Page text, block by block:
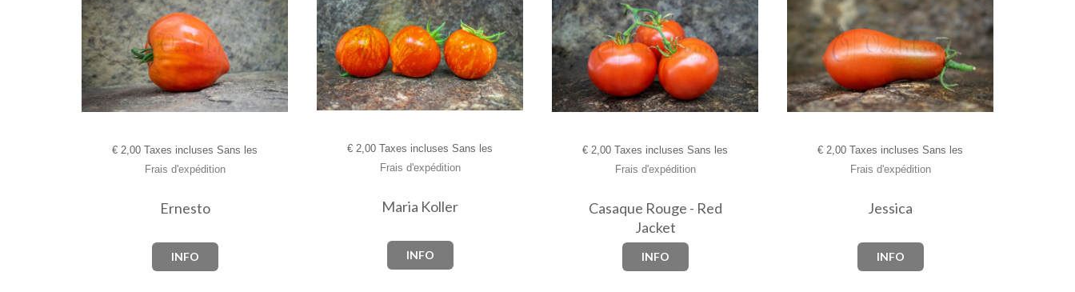
€ 2,00 Taxes incluses Sans les
Frais d'expédition
Maria Koller
INFO
€ 2,00 Taxes incluses Sans les
Frais d'expédition
Ernesto
INFO
€ 2,00 Taxes incluses Sans les
Frais d'expédition
Casaque Rouge - Red
Jacket
INFO
€ 2,00 Taxes incluses Sans les
Frais d'expédition
Jessica
INFO